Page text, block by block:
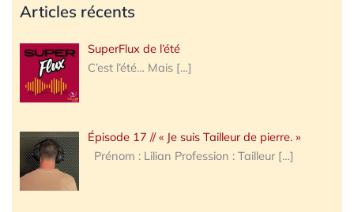
Articles récents
SuperFlux de l’été
C’est l’été… Mais […]
Épisode 17 // « Je suis Tailleur de pierre. »
Prénom : Lilian Profession : Tailleur […]